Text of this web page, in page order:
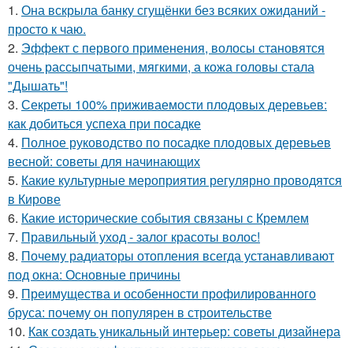
1. Она вскрыла банку сгущёнки без всяких ожиданий -
просто к чаю.
2. Эффект с первого применения, волосы становятся
очень рассыпчатыми, мягкими, а кожа головы стала
"Дышать"!
3. Секреты 100% приживаемости плодовых деревьев:
как добиться успеха при посадке
4. Полное руководство по посадке плодовых деревьев
весной: советы для начинающих
5. Какие культурные мероприятия регулярно проводятся
в Кирове
6. Какие исторические события связаны с Кремлем
7. Правильный уход - залог красоты волос!
8. Почему радиаторы отопления всегда устанавливают
под окна: Основные причины
9. Преимущества и особенности профилированного
бруса: почему он популярен в строительстве
10. Как создать уникальный интерьер: советы дизайнера